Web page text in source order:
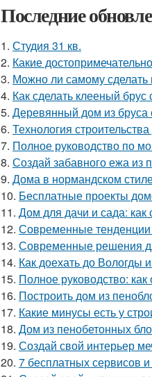
Последние
1. Студия 31 кв.
2. Какие
3. Можно ли самому сделать
4. Как сделать клееный
5. Деревянный дом из
6. Технология
7. Полное руководство по
8. Создай забавного ежа из
9. Дома в нормандском
10. Бесплатные проекты
11. Дом для дачи и сада: как
12. Современные тенденции
13. Современные решения
14. Как доехать до Вологды
15. Полное руководство: как
16. Построить дом из
17. Какие минусы есть у
18. Дом из пенобетонных
19. Создай свой интерьер
20. 7 бесплатных сервисов